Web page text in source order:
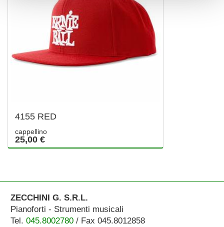
4155 RED
cappellino
25,00 €
ZECCHINI G. S.R.L.
Pianoforti - Strumenti musicali
Tel. 045.8002780/ Fax 045.8012858